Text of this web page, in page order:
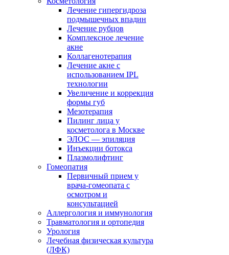
Лечение гипергидроза
подмышечных впадин
Лечение рубцов
Комплексное лечение
акне
Коллагенотерапия
Лечение акне с
использованием IPL
технологии
Увеличение и коррекция
формы губ
Мезотерапия
Пилинг лица у
косметолога в Москве
ЭЛОС — эпиляция
Инъекции ботокса
Плазмолифтинг
Гомеопатия
Первичный прием у
врача-гомеопата с
осмотром и
консультацией
Аллергология и иммунология
Травматология и ортопедия
Урология
Лечебная физическая культура
(ЛФК)